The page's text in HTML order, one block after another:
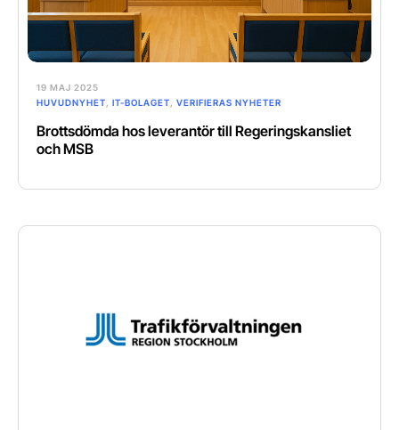
19 MAJ 2025
HUVUDNYHET
IT-BOLAGET VERIFIERAS NYHETER
Brottsdömda hos leverantör till Regeringskansliet
och MSB